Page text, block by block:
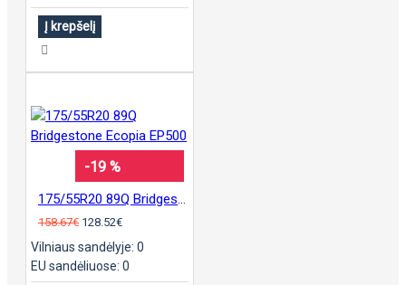
Į krepšelį
-19 %
158.67€ 128.52€
Vilniaus sandėlyje: 0
EU sandėliuose: 0